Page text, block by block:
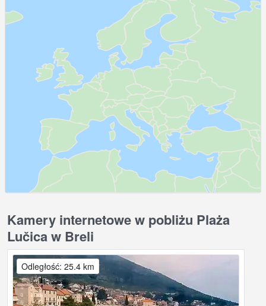
Kamery internetowe w pobliżu Plaża
Lučica w Breli
Odległość: 25.4 km